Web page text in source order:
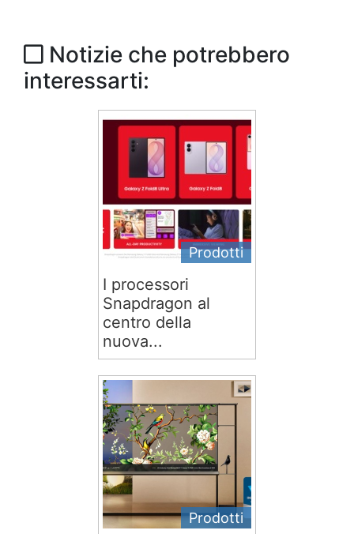
Notizie che potrebbero
interessarti:
Prodotti
I processori
Snapdragon al
centro della
nuova...
Prodotti